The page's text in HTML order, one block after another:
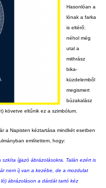
Hasonlóan a
lónak a farka
is eltérő:
néhol még
utal a
mithrász
bika-
küzdelemből
megismert
búzakalász
követve eltűnik ez a szimbólum.
a Napisten kéztartása mindkét esetben
említettem, hogy:
íjjazó ábrázolásokra. Talán ezért is
nem íj van a kezébe, de a mozdulat
ábrázoláson a dárdát tartó kéz